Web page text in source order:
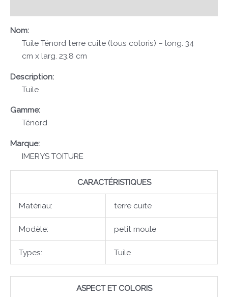
Nom:
Tuile Ténord terre cuite (tous coloris) – long. 34
cm x larg. 23,8 cm
Description:
Tuile
Gamme:
Ténord
Marque:
IMERYS TOITURE
CARACTÉRISTIQUES
Matériau: terre cuite
Modèle: petit moule
Types: Tuile
ASPECT ET COLORIS